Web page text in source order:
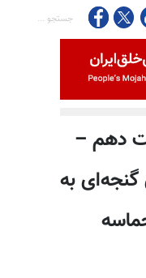
دهم –
گنجه‌ای به